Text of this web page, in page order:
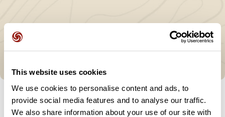
This website uses cookies
We use cookies to personalise content and ads, to
provide social media features and to analyse our traffic.
We also share information about your use of our site with
Compostelle
E eva35753